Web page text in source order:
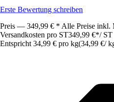
Erste Bewertung schreiben
Preis — 349,99 € * Alle Preise inkl.
Versandkosten pro ST349,99 €*/ ST
Entspricht 34,99 € pro kg(34,99 €/